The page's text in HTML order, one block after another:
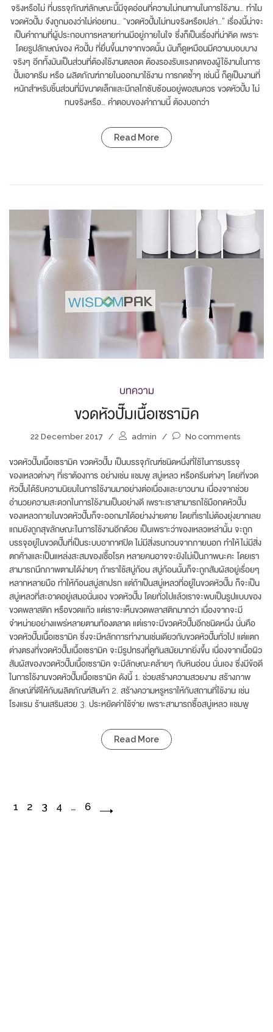
จริงหรือไม่ ที่บรรจุภัณฑ์ลักษณะนี้มีจุดอ่อนที่ความไม่ทนทานในการใช้งาน… ทำไม
ขวดหัวปั้ม จึงถูกมองว่าไม่ค่อยทน… “ขวดหัวปั้มไม่ทนจริงหรือเปล่า…” เรื่องนี้น่าจะ
เป็นคำถามที่ผู้ประกอบการหลายท่านมีอยู่ภายในใจ ซึ่งก็เป็นเรื่องที่น่าคิด เพราะ
โดยรูปลักษณ์ของ หัวปั้ม ที่ยื่นขึ้นมาจากขวดนั้น มันก็ดูเหมือนมีความบอบบาง
จริงๆ อีกทั้งมันเป็นส่วนที่ต้องใช้งานตลอด ต้องรองรับแรงกดของผู้ใช้งานในการ
ปั้มเอาครีม หรือ ผลิตภัณฑ์ภายในออกมาใช้งาน การกดซ้ำๆ เช่นนี้ ก็ดูเป็นงานที่
หนักสำหรับชิ้นส่วนที่มีขนาดเล็กและมีกลไกซับซ้อนอยู่พอสมควร ขวดหัวปั้ม ไม่
ทนจริงหรือ… คำตอบของคำถามนี้ ต้องบอกว่า
Read More
บทความ
ขวดหัวปั๊มเนื้อเซรามิค
22 December 2017 / admin / No comments
ขวดหัวปั๊มเนื้อเซรามิค ขวดหัวปั๊ม เป็นบรรจุภัณฑ์ชนิดหนึ่งที่ใช้ในการบรรจุ
ของเหลวต่างๆ ที่เราต้องการ อย่างเช่น แชมพู สบู่เหลว หรือครีมต่างๆ โดยที่ขวด
หัวปั๊มได้รับความนิยมในการใช้งานมาอย่างต่อเนื่องและยาวนาน เนื่องจากช่วย
อำนวยความสะดวกในการใช้งานเป็นอย่างดี เพราะเราสามารถใช้มือกดหัวปั๊ม
ของเหลวภายในขวดหัวปั๊มก็จะออกมาได้อย่างง่ายดาย โดยที่เราไม่ต้องยุ่งยากเลย
แถมยังถูกสุขลักษณะในการใช้งานอีกด้วย เป็นเพราะว่าของเหลวเหล่านั้น จะถูก
บรรจุอยู่ในขวดปั๊มที่เป็นระบบอากาศปิด ไม่มีสิ่งรบกวนจากภายนอก ทำให้ไม่มีสิ่ง
ตกค้างและเป็นแหล่งสะสมของเชื้อโรค หลายคนอาจจะยังไม่เป็นภาพนะคะ โดยเรา
สามารถนึกภาพตามได้ง่ายๆ ถ้าเราใช้สบู่ก้อน สบู่ก้อนนั้นก็จะถูกสัมผัสอยู่เรื่อยๆ
หลากหลายมือ ทำให้ก้อนสบู่สกปรก แต่ถ้าเป็นสบู่เหลวที่อยู่ในขวดหัวปั๊ม ก็จะเป็น
สบู่เหลวที่สะอาดอยู่เสมอนั่นเอง ขวดหัวปั๊ม โดยทั่วไปแล้วเราจะพบเป็นรูปแบบของ
ขวดพลาสติก หรือขวดแก้ว แต่เราจะเห็นขวดพลาสติกมากว่า เนื่องจากจะมี
จำหน่ายอย่างแพร่หลายตามท้องตลาด แต่เราจะมีขวดหัวปั๊มอีกชนิดหนึ่ง นั่นคือ
ขวดหัวปั๊มเนื้อเซรามิค ซึ่งจะมีหลักการทำงานเช่นเดียวกับขวดหัวปั๊มทั่วไป แต่แตก
ต่างตรงที่ขวดหัวปั๊มเนื้อเซรามิค จะมีรูปทรงที่ดูทันสมัยมากยิ่งขึ้น เนื่องจากเนื้อผิว
สัมผัสของขวดหัวปั๊มเนื้อเซรามิค จะมีลักษณะคล้ายๆ กับหินอ่อน นั่นเอง ซึ่งมีข้อดี
ในการใช้งานขวดหัวปั๊มเนื้อเซรามิค ดังนี้ 1. ช่วยสร้างความสวยงาม สร้างภาพ
ลักษณ์ที่ดีให้กับผลิตภัณฑ์สินค้า 2. สร้างความหรูหราให้กับสถานที่ใช้งาน เช่น
โรงแรม ร้านเสริมสวย 3. ประหยัดค่าใช้จ่าย เพราะสามารถซื้อสบู่เหลว แชมพู
Read More
1 2 3 4 … 6